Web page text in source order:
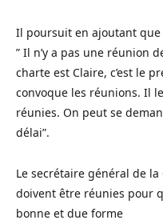
Il poursuit en ajoutant que
” Il n’y a pas une réunion
charte est Claire, c’est le
convoque les réunions. Il
réunies. On peut se
délai”.
Le secrétaire général de la
doivent être réunies pour
bonne et due forme